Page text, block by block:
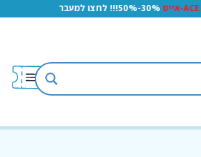
30%-50%!!! לחצו למעבר